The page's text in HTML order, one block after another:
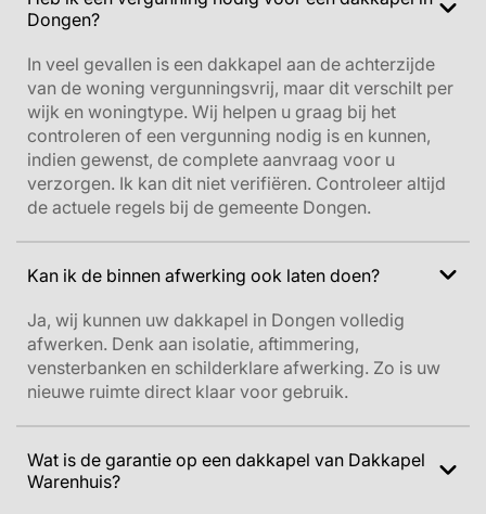
Dongen?
In veel gevallen is een dakkapel aan de achterzijde
van de woning vergunningsvrij, maar dit verschilt per
wijk en woningtype. Wij helpen u graag bij het
controleren of een vergunning nodig is en kunnen,
indien gewenst, de complete aanvraag voor u
verzorgen. Ik kan dit niet verifiëren. Controleer altijd
de actuele regels bij de gemeente Dongen.
Kan ik de binnen afwerking ook laten doen?
Ja, wij kunnen uw dakkapel in Dongen volledig
afwerken. Denk aan isolatie, aftimmering,
vensterbanken en schilderklare afwerking. Zo is uw
nieuwe ruimte direct klaar voor gebruik.
Wat is de garantie op een dakkapel van Dakkapel
Warenhuis?